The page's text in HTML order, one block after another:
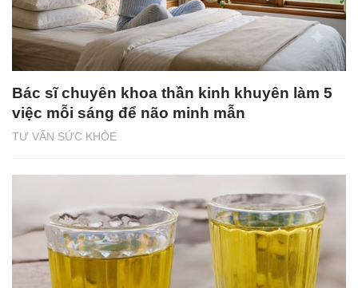
TƯ VẤN SỨC KHỎE
Bác sĩ chuyên khoa thần kinh khuyên làm 5
việc mỗi sáng để não minh mẫn